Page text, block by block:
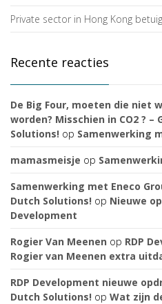
Private sector in Hong Kong
Recente reacties
De Big Four, moeten die niet
worden? Misschien in CO2 ? –
Solutions! op Samenwerking
mamasmeisje op
Samenwerking met Eneco
Dutch Solutions! op Nieuwe
Development
Rogier Van Meenen op RDP
Rogier van Meenen extra
RDP Development nieuwe
Dutch Solutions! op Wat zijn